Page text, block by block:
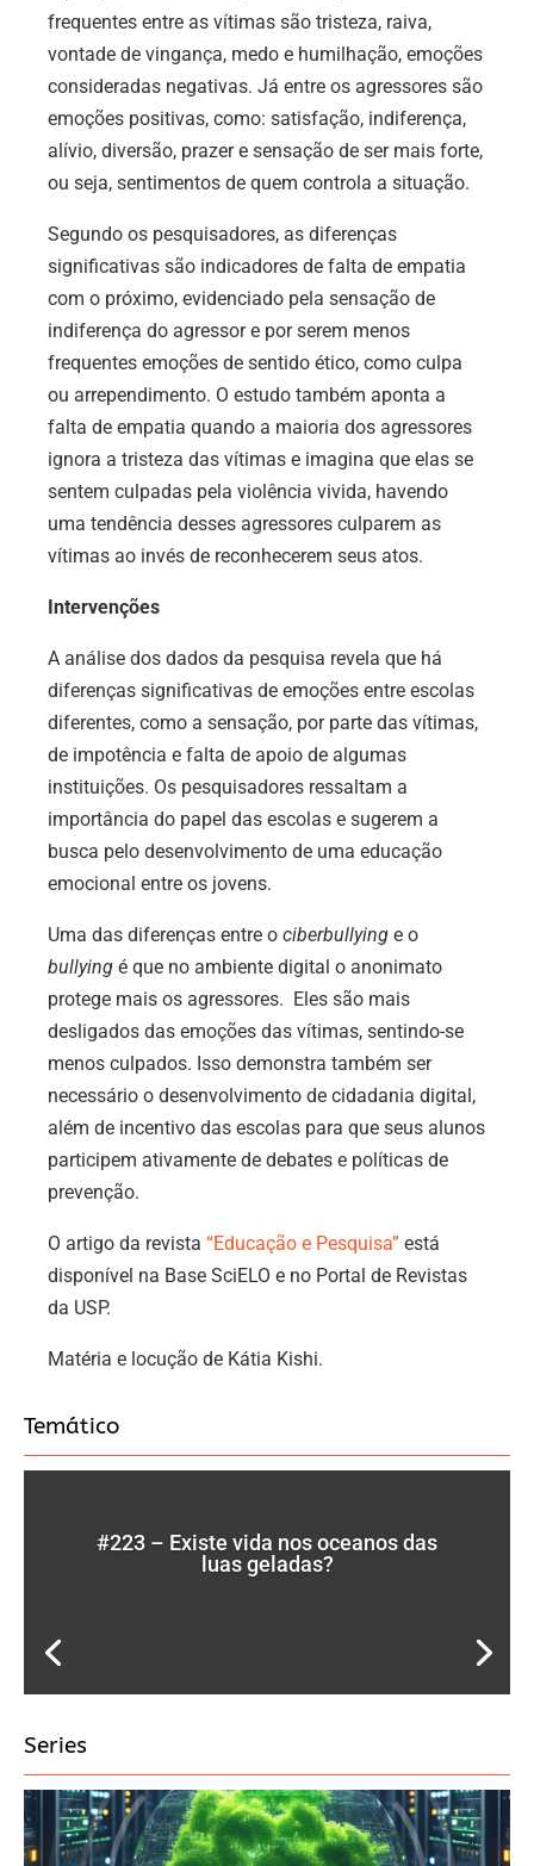
frequentes entre as vítimas são tristeza, raiva,
vontade de vingança, medo e humilhação, emoções
consideradas negativas. Já entre os agressores são
emoções positivas, como: satisfação, indiferença,
alívio, diversão, prazer e sensação de ser mais forte,
ou seja, sentimentos de quem controla a situação.
Segundo os pesquisadores, as diferenças
significativas são indicadores de falta de empatia
com o próximo, evidenciado pela sensação de
indiferença do agressor e por serem menos
frequentes emoções de sentido ético, como culpa
ou arrependimento. O estudo também aponta a
falta de empatia quando a maioria dos agressores
ignora a tristeza das vítimas e imagina que elas se
sentem culpadas pela violência vivida, havendo
uma tendência desses agressores culparem as
vítimas ao invés de reconhecerem seus atos.
Intervenções
A análise dos dados da pesquisa revela que há
diferenças significativas de emoções entre escolas
diferentes, como a sensação, por parte das vítimas,
de impotência e falta de apoio de algumas
instituições. Os pesquisadores ressaltam a
importância do papel das escolas e sugerem a
busca pelo desenvolvimento de uma educação
emocional entre os jovens.
Uma das diferenças entre o ciberbullying e o
bullying é que no ambiente digital o anonimato
protege mais os agressores. Eles são mais
desligados das emoções das vítimas, sentindo-se
menos culpados. Isso demonstra também ser
necessário o desenvolvimento de cidadania digital,
além de incentivo das escolas para que seus alunos
participem ativamente de debates e políticas de
prevenção.
O artigo da revista “Educação e Pesquisa” está
disponível na Base SciELO e no Portal de Revistas
da USP.
Matéria e locução de Kátia Kishi.
Temático
#223 – Existe vida nos oceanos das
luas geladas?
Series